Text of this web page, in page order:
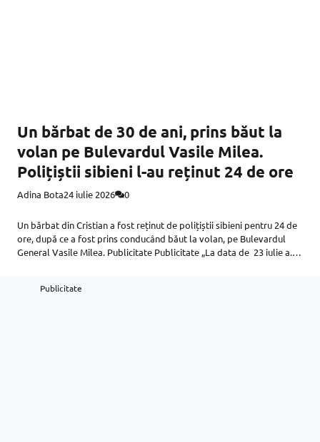
Un bărbat de 30 de ani, prins băut la
volan pe Bulevardul Vasile Milea.
Polițiștii sibieni l-au reținut 24 de ore
Adina Bota24 iulie 2026 0
Un bărbat din Cristian a fost reținut de polițiștii sibieni pentru 24 de
ore, după ce a fost prins conducând băut la volan, pe Bulevardul
General Vasile Milea. Publicitate Publicitate „La data de 23 iulie a.c.,
Publicitate